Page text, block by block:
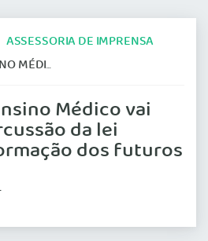
ASSESSORIA DE IMPRENSA
DOS FUTUROS PROFISSIONAIS
Médico vai
da lei
dos futuros